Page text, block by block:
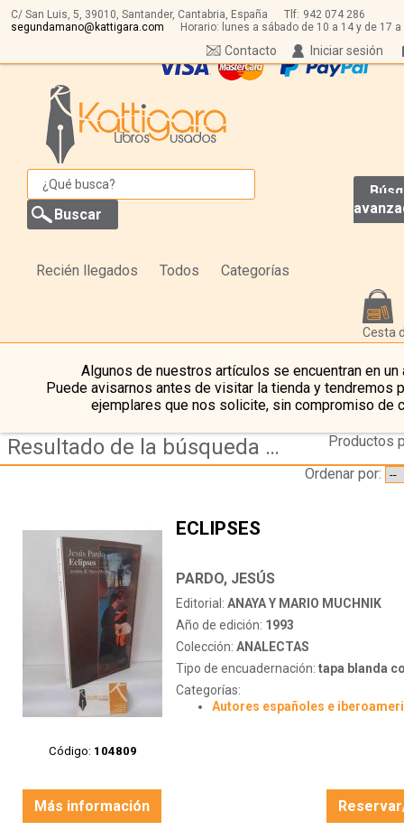
C/ San Luis, 5, 39010, Santander, Cantabria, España Tlf: 942 074 286
segundamano@kattigara.com
Horario: lunes a sábado de 10 a 14 y de 17 a
Iniciar sesión
Contacto
Recién llegados Todos Categorías
Cesta
Algunos de nuestros artículos se encuentran en un
Puede avisarnos antes de visitar la tienda y tendremos
ejemplares que nos solicite, sin compromiso de
Resultado de la búsqueda de editorial anaya-y-mario-muchnik
Productos
Ordenar por:
Código: 104809
ECLIPSES
PARDO, JESÚS
Editorial: ANAYA Y MARIO MUCHNIK
Año de edición: 1993
Colección: ANALECTAS
Tipo de encuadernación: tapa blanda
Categorías:
Autores españoles e
Más información